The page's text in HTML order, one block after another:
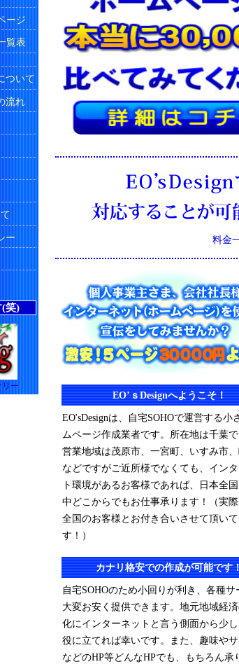
料金
EO’ｓDesignへようこそ！
EO'sDesignは、自宅SOHOで運営する小
ムページ作成業者です。所在地は千葉
営業地域は茂原市、一宮町、いすみ市
などですがご近所様でなくても、イン
ト環境があるお客様であれば、日本全
中どこからでもお仕事承ります！（実
全国のお客様とお付き合いさせて頂いて
す！）
カナリ格安での作成が可能です
自宅SOHOのため小回りが利き、各種サ
大変お安く提供できます。地元地域経
化にインターネットと言う側面から少
役に立てれば幸いです。また、趣味や
などのHP等どんなHPでも、もちろん承
ージ
覧表
ついて
流れ
ー
笑)
ー